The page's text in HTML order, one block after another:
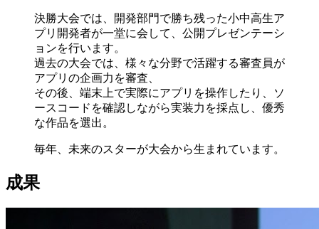
決勝大会では、開発部門で勝ち残った小中高生ア
プリ開発者が一堂に会して、公開プレゼンテーシ
ョンを行います。
過去の大会では、様々な分野で活躍する審査員が
アプリの企画力を審査、
その後、端末上で実際にアプリを操作したり、ソ
ースコードを確認しながら実装力を採点し、優秀
な作品を選出。
毎年、未来のスターが大会から生まれています。
成果